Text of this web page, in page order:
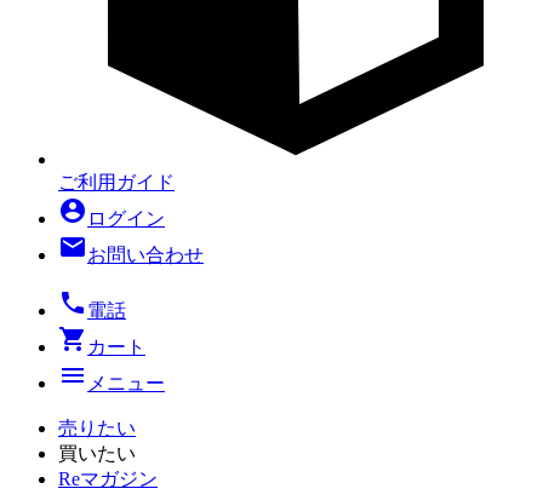
ご利用ガイド
account_circle ログイン
mailお問い合わせ
local_phone 電話
shopping_cart カート
menu メニュー
売りたい
買いたい
Reマガジン